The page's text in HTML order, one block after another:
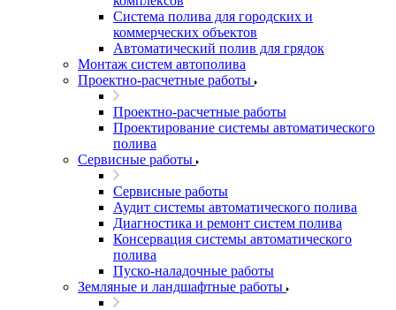
Система полива для городских и
коммерческих объектов
Автоматический полив для грядок
Монтаж систем автополива
Проектно-расчетные работы
Проектно-расчетные работы
Проектирование системы автоматического
полива
Сервисные работы
Сервисные работы
Аудит системы автоматического полива
Диагностика и ремонт систем полива
Консервация системы автоматического
полива
Пуско-наладочные работы
Земляные и ландшафтные работы